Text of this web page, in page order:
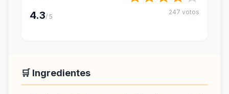
4.3/ 5
247 votos
🛒 Ingredientes